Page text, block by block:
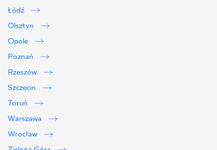
Łódź
Olsztyn
Opole
Poznań
Rzeszów
Szczecin
Toruń
Warszawa
Wrocław